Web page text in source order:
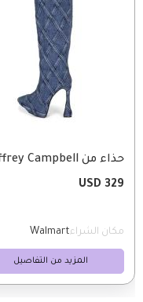
حذاء من Jeffrey Campbell
329 USD
مكان الشراءWalmart
المزيد من التفاصيل